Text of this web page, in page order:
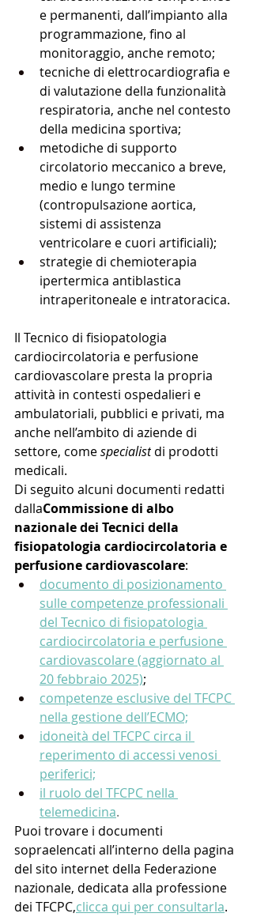
e permanenti, dall’impianto alla
programmazione, fino al
monitoraggio, anche remoto;
tecniche di elettrocardiografia e
di valutazione della funzionalità
respiratoria, anche nel contesto
della medicina sportiva;
metodiche di supporto
circolatorio meccanico a breve,
medio e lungo termine
(contropulsazione aortica,
sistemi di assistenza
ventricolare e cuori artificiali);
strategie di chemioterapia
ipertermica antiblastica
intraperitoneale e intratoracica.
Il Tecnico di fisiopatologia
cardiocircolatoria e perfusione
cardiovascolare presta la propria
attività in contesti ospedalieri e
ambulatoriali, pubblici e privati, ma
anche nell’ambito di aziende di
settore, come specialist di prodotti
medicali.
Di seguito alcuni documenti redatti
dallaCommissione di albo
nazionale dei Tecnici della
fisiopatologia cardiocircolatoria e
perfusione cardiovascolare:
documento di posizionamento
sulle competenze professionali
del Tecnico di fisiopatologia
cardiocircolatoria e perfusione
cardiovascolare (aggiornato al
20 febbraio 2025);
competenze esclusive del TFCPC
nella gestione dell’ECMO;
idoneità del TFCPC circa il
reperimento di accessi venosi
periferici;
il ruolo del TFCPC nella
telemedicina.
Puoi trovare i documenti
sopraelencati all’interno della pagina
del sito internet della Federazione
nazionale, dedicata alla professione
dei TFCPC,clicca qui per consultarla.